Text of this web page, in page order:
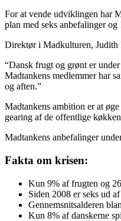
For at vende udviklingen har
plan med seks anbefalinger
Direktør i Madkulturen, Judith
“Dansk frugt og grønt er
Madtankens medlemmer har
og aften.”
Madtankens ambition er at
gearing af de offentlige
Madtankens anbefalinger
Fakta om krisen:
Kun 9% af frugten og
Siden 2008 er seks ud
Gennemsnitsalderen
Kun 8% af danskerne